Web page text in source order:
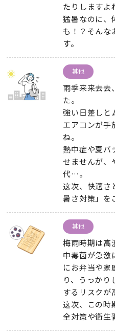
たりしますよ
猛暑なのに、
も！？そんな
す。
其他
雨季来来去去、
た。
強い日差しと
エアコンが手
ね。
熱中症や夏バ
せませんが、
代…。
这次、 快適さ
暑さ対策」を
其他
梅雨時期は高
中毒菌が急激
にお弁当や家
り、 うっかり
するリスクが
这次、
この時
全対策や衛生